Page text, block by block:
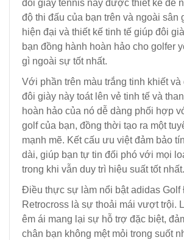
đôi giày tennis này được thiết kế để
độ thi đấu của bạn trên và ngoài sân
hiện đại và thiết kế tinh tế giúp đôi
bạn đồng hành hoàn hảo cho golfer
gì ngoài sự tốt nhất.
Với phần trên màu trắng tinh khiết và
đôi giày này toát lên vẻ tinh tế và
hoàn hảo của nó dễ dàng phối hợp
golf của bạn, đồng thời tạo ra một
mạnh mẽ. Kết cấu ưu việt đảm bảo
dài, giúp bạn tự tin đối phó với mọi
trong khi vẫn duy trì hiệu suất tốt nhất.
Điều thực sự làm nổi bật adidas Golf
Retrocross là sự thoải mái vượt trội.
êm ái mang lại sự hỗ trợ đặc biệt,
chân bạn không mệt mỏi trong suốt